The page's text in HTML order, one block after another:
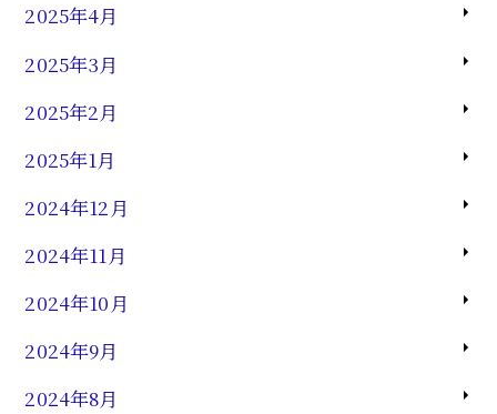
2025年4月
2025年3月
2025年2月
2025年1月
2024年12月
2024年11月
2024年10月
2024年9月
2024年8月